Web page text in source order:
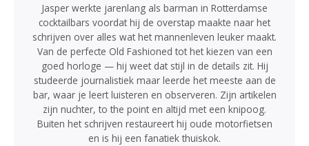
Jasper werkte jarenlang als barman in Rotterdamse
cocktailbars voordat hij de overstap maakte naar het
schrijven over alles wat het mannenleven leuker maakt.
Van de perfecte Old Fashioned tot het kiezen van een
goed horloge — hij weet dat stijl in de details zit. Hij
studeerde journalistiek maar leerde het meeste aan de
bar, waar je leert luisteren en observeren. Zijn artikelen
zijn nuchter, to the point en altijd met een knipoog.
Buiten het schrijven restaureert hij oude motorfietsen
en is hij een fanatiek thuiskok.